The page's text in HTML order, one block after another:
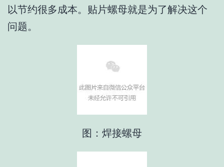
以节约很多成本。贴片螺母就是为了解决这个
问题。
图：焊接螺母